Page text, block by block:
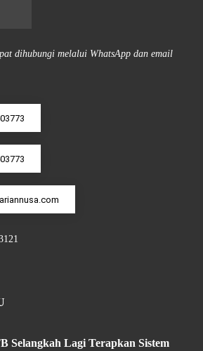
dihubungi melalui WhatsApp dan email
Selangkah Lagi Terapkan Sistem